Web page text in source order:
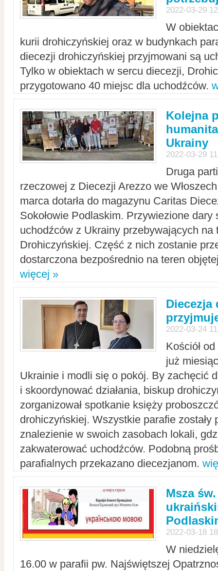
2022-03-29
W
kurii drohiczyńskiej oraz w budynkach
diecezji drohiczyńskiej przyjmowani są
Tylko w obiektach w sercu diecezji,
przygotowano 40 miejsc dla uchodźców.
Kolejna
Ukrainy
2022-03-29
Druga
rzeczowej z Diecezji Arezzo we
marca dotarła do magazynu Caritas
Sokołowie Podlaskim. Przywiezione dary
uchodźców z Ukrainy przebywających na
Drohiczyńskiej. Część z nich zostanie
dostarczona bezpośrednio na teren
więcej »
Diecezja
2022-03-24
Kościół
już
Ukrainie i modli się o pokój. By zachęcić
i skoordynować działania, biskup
zorganizował spotkanie księży
drohiczyńskiej. Wszystkie parafie zostały
znalezienie w swoich zasobach lokali,
zakwaterować uchodźców. Podobną
parafialnych przekazano diecezjanom.
Msza
2022-03-18
W
16.00 w parafii pw. Najświętszej